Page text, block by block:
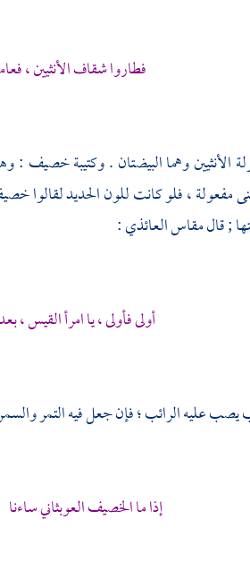
فطاروا شقاف الأنثيين ،
الأنثيين وهما البيضتان . وكتيبة
مفعولة ، فلو كانت للون الحديد
; قالمقاس العائذي:
أولى فأولى ، ياامرأ القيس،
عليه الرائب ؛ فإن جعل فيه التمر
إذا ما الخصيف العوبثاني